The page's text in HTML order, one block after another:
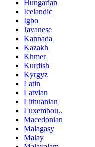
Hungarian
Icelandic
Igbo
Javanese
Kannada
Kazakh
Khmer
Kurdish
Kyrgyz
Latin
Latvian
Lithuanian
Luxembou..
Macedonian
Malagasy
Malay